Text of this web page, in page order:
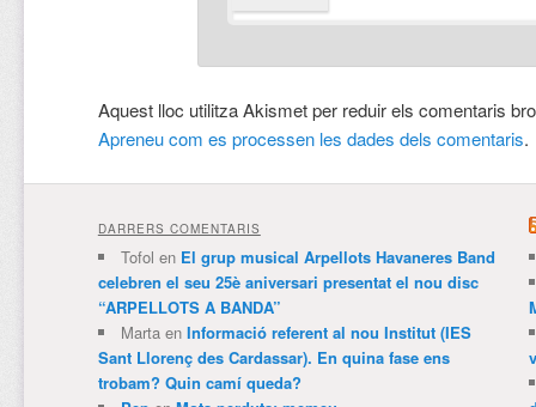
Aquest lloc utilitza Akismet per reduir els comentaris
Apreneu com es processen les dades dels comentaris.
DARRERS COMENTARIS
Tofol en El grup musical Arpellots Havaneres Band
celebren el seu 25è aniversari presentat el nou disc
“ARPELLOTS A BANDA”
Martaen Informació referent al nou Institut (IES
Sant Llorenç des Cardassar). En quina fase ens
trobam? Quin camí queda?